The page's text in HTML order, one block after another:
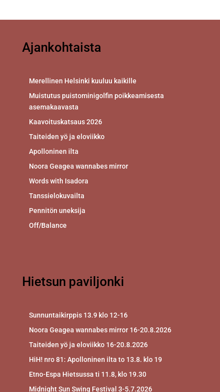
Ajankohtaista
Merellinen Helsinki kuuluu kaikille
Muistutus puistominigolfin poikkeamisesta
asemakaavasta
Kaavoituskatsaus 2026
Taiteiden yö ja eloviikko
Apolloninen ilta
Noora Geagea wannabes mirror
Words with Isadora
Tanssielokuvailta
Pennitön uneksija
Off/Balance
Hietsun paviljonki
Sunnuntaikirppis 13.9 klo 12-16
Noora Geagea wannabes mirror 16-20.8.2026
Taiteiden yö ja eloviikko 16-20.8.2026
HiH! nro 81: Apolloninen ilta to 13.8. klo 19
Etno-Espa Hietsussa ti 11.8, klo 19.30
Midnight Sun Swing Festival 3-5.7.2026